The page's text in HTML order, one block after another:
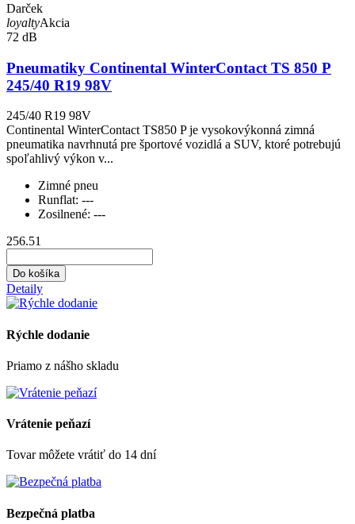
Darček
loyaltyAkcia
72 dB
Pneumatiky Continental WinterContact TS 850 P
245/40 R19 98V
245/40 R19 98V
Continental WinterContact TS850 P je vysokovýkonná zimná
pneumatika navrhnutá pre športové vozidlá a SUV, ktoré potrebujú
spoľahlivý výkon v...
Zimné pneu
Runflat: ---
Zosilnené: ---
256.51
Do košíka
Detaily
Rýchle dodanie
Priamo z nášho skladu
Vrátenie peňazí
Tovar môžete vrátiť do 14 dní
Bezpečná platba